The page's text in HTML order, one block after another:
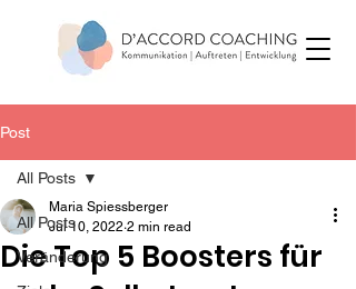
Post
All Posts
Veränderung
All Posts
Die Top 5 Boosters für
Maria Spiessberger
Jul 10, 2022 2 min read